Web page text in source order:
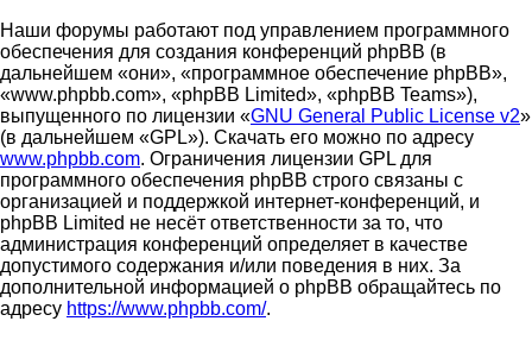
Наши форумы работают под управлением программного
обеспечения для создания конференций phpBB (в
дальнейшем «они», «программное обеспечение phpBB»,
«www.phpbb.com», «phpBB Limited», «phpBB Teams»),
выпущенного по лицензии «GNU General Public License v2»
(в дальнейшем «GPL»). Скачать его можно по адресу
www.phpbb.com. Ограничения лицензии GPL для
программного обеспечения phpBB строго связаны с
организацией и поддержкой интернет-конференций, и
phpBB Limited не несёт ответственности за то, что
администрация конференций определяет в качестве
допустимого содержания и/или поведения в них. За
дополнительной информацией о phpBB обращайтесь по
адресу https://www.phpbb.com/.